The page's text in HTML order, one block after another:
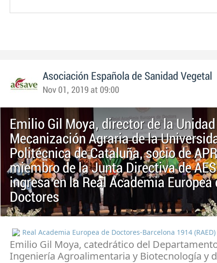
Asociación Española de Sanidad Vegetal
Nov 01, 2019 at 09:00
Emilio Gil Moya, director de la
Mecanización Agraria de la
Politécnica de Cataluña, socio de
miembro de la Junta Directiva de
ingresa en la Real Academia Europea
Doctores
Real Academia Europea de Doctores-Barcelona 1914 (RAED)
Emilio Gil Moya, catedrático del
Ingeniería Agroalimentaria y Biotecnología y